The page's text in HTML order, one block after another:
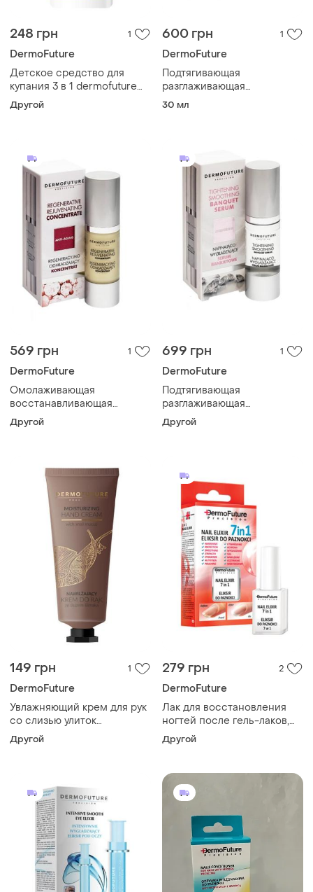
248 грн 1
DermoFuture
Детское средство для
купания 3 в 1 dermofuture
мармелад, 500 мл ()
(liv322702)
Другой
600 грн 1
DermoFuture
Подтягивающая
разглаживающая
концентрат-сыворотка
30 мл
569 грн 1
DermoFuture
Омолаживающая
восстанавливающая
концентрат-сыворотка
dermofuture, 30 мл
Другой
699 грн 1
DermoFuture
Подтягивающая
разглаживающая
концентрат-сыворотка
dermofuture, 30 мл
Другой
149 грн 1
DermoFuture
Увлажняющий крем для рук
со слизью улиток
dermofuture, 50 мл
Другой
279 грн 2
DermoFuture
Лак для восстановления
ногтей после гель-лаков,
наращиваний, для слабых
ногтей и т.д. 7 в 1
Другой